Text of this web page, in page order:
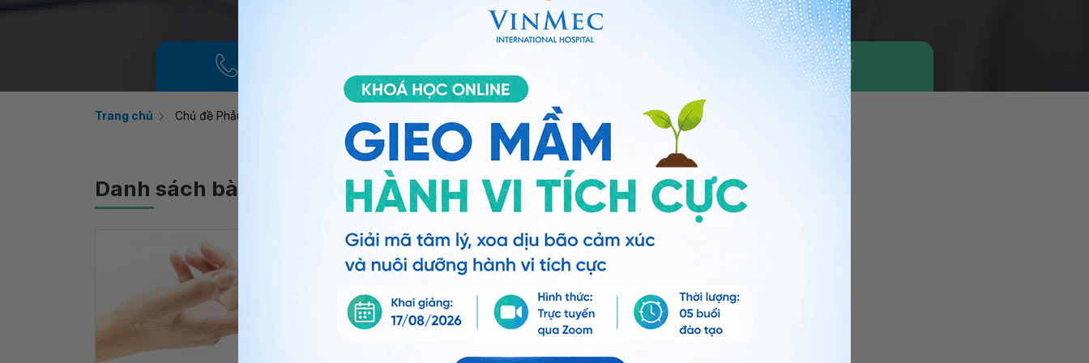
Tìm bác sĩ
Trang chủ Chủ đề Phẫu thuật viêm bao gân gấp ngón tay
Danh sách bài viết